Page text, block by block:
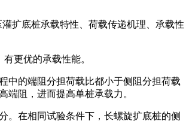
扩底桩承载特性、荷载传递机理、承载性
更优的承载性能。
中的端阻分担荷载比都小于侧阻分担荷载
端阻，进而提高单桩承载力。
。在相同试验条件下，长螺旋扩底桩的侧